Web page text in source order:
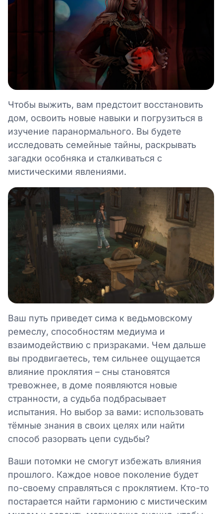
Чтобы выжить, вам предстоит восстановить
дом, освоить новые навыки и погрузиться в
изучение паранормального. Вы будете
исследовать семейные тайны, раскрывать
загадки особняка и сталкиваться с
мистическими явлениями.
Ваш путь приведет сима к ведьмовскому
ремеслу, способностям медиума и
взаимодействию с призраками. Чем дальше
вы продвигаетесь, тем сильнее ощущается
влияние проклятия – сны становятся
тревожнее, в доме появляются новые
странности, а судьба подбрасывает
испытания. Но выбор за вами: использовать
тёмные знания в своих целях или найти
способ разорвать цепи судьбы?
Ваши потомки не смогут избежать влияния
прошлого. Каждое новое поколение будет
по-своему справляться с проклятием. Кто-то
постарается найти гармонию с мистическим